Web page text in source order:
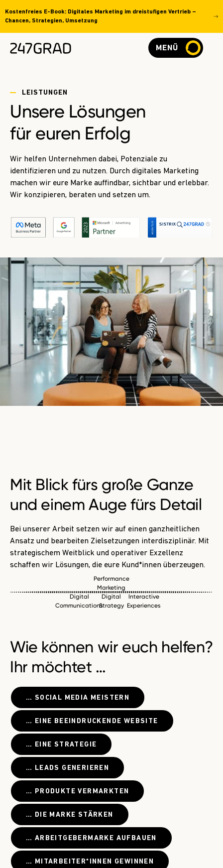
Kostenfreies E-Book: Digitales Marketing im dreistufigen Vertrieb –
Chancen, Strategien, Umsetzung
MENÜ
LEISTUNGEN
Unsere Lösungen
für euren Erfolg
Wir helfen Unternehmen dabei, Potenziale zu
identifizieren und zu nutzen. Durch digitales Marketing
machen wir eure Marke auffindbar, sichtbar und erlebbar.
Wir konzipieren, beraten und setzen um.
Mit Blick fürs große Ganze
und einem Auge fürs Detail
Bei unserer Arbeit setzen wir auf einen ganzheitlichen
Ansatz und bearbeiten Zielsetzungen interdisziplinär. Mit
strategischem Weitblick und operativer Exzellenz
schaffen wir Lösungen, die eure Kund*innen überzeugen.
Digital
Strategy
Digital
Communications
Interactive
Experiences
Performance
Marketing
Wie können wir euch helfen?
Ihr möchtet …
… SOCIAL MEDIA MEISTERN
… EINE BEEINDRUCKENDE WEBSITE
… EINE STRATEGIE
… LEADS GENERIEREN
… PRODUKTE VERMARKTEN
… DIE MARKE STÄRKEN
… ARBEITGEBERMARKE AUFBAUEN
… MITARBEITER*INNEN GEWINNEN